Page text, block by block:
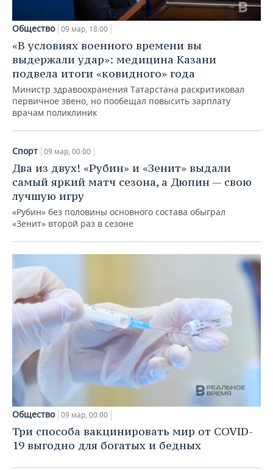
Общество 09 мар, 18:00
«В условиях военного времени вы
выдержали удар»: медицина Казани
подвела итоги «ковидного» года
Министр здравоохранения Татарстана раскритиковал
первичное звено, но пообещал повысить зарплату
врачам поликлиник
Спорт 09 мар, 00:00
Два из двух! «Рубин» и «Зенит» выдали
самый яркий матч сезона, а Дюпин — свою
лучшую игру
«Рубин» без половины основного состава обыграл
«Зенит» второй раз в сезоне
Общество 09 мар, 00:00
Три способа вакцинировать мир от COVID-
19 выгодно для богатых и бедных